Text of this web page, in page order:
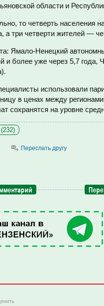
области и
то четверть населения
а три четверти жителей —
Ямало-Ненецкий
и более уже через 5,7 года,
использовали
в ценах между
сохранятся на уровне
Переслать другу